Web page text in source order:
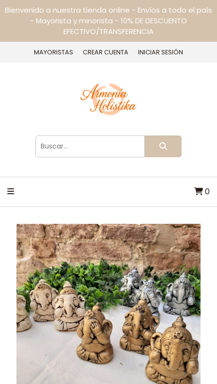
Bienvenido a nuestra tienda online - Envíos a todo el país
- Mayorista y minorista - 10% DE DESCUENTO
EFECTIVO/TRANSFERENCIA
MAYORISTAS CREAR CUENTA INICIAR SESIÓN
0